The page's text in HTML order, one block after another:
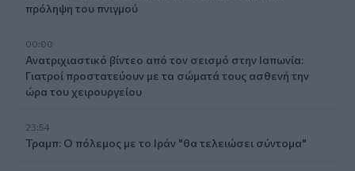
πρόληψη του πνιγμού
00:00
Ανατριχιαστικό βίντεο από τον σεισμό στην Ιαπωνία:
Γιατροί προστατεύουν με τα σώματά τους ασθενή την
ώρα του χειρουργείου
23:54
Τραμπ: Ο πόλεμος με το Ιράν "θα τελειώσει σύντομα"